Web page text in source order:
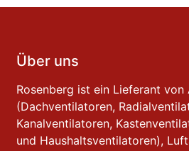
Über uns
Rosenberg ist ein Lieferant von
(Dachventilatoren,
Kanalventilatoren,
und Haushaltsventilatoren),